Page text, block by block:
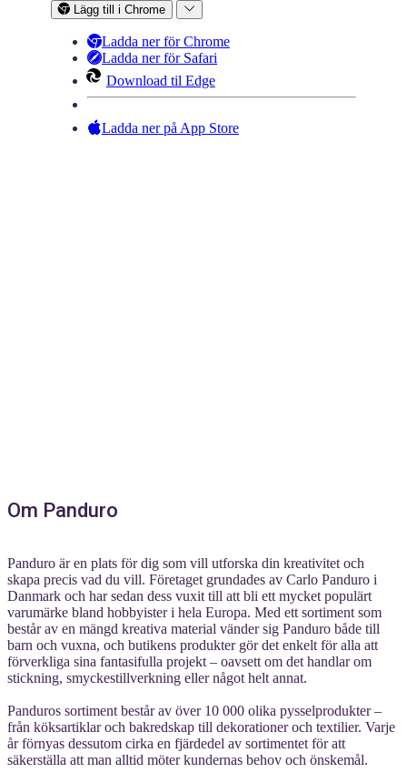
Lägg till i Chrome
Ladda ner för Chrome
Ladda ner för Safari
Download til Edge
Ladda ner på App Store
Om Panduro
Panduro är en plats för dig som vill utforska din kreativitet och
skapa precis vad du vill. Företaget grundades av Carlo Panduro i
Danmark och har sedan dess vuxit till att bli ett mycket populärt
varumärke bland hobbyister i hela Europa. Med ett sortiment som
består av en mängd kreativa material vänder sig Panduro både till
barn och vuxna, och butikens produkter gör det enkelt för alla att
förverkliga sina fantasifulla projekt – oavsett om det handlar om
stickning, smyckestillverkning eller något helt annat.
Panduros sortiment består av över 10 000 olika pysselprodukter –
från köksartiklar och bakredskap till dekorationer och textilier. Varje
år förnyas dessutom cirka en fjärdedel av sortimentet för att
säkerställa att man alltid möter kundernas behov och önskemål.